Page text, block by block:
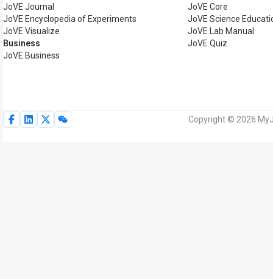
JoVE Journal
JoVE Encyclopedia of Experiments
JoVE Visualize
Business
JoVE Business
JoVE Core
JoVE Science
JoVE Lab Manual
JoVE Quiz
Copyright © 2026